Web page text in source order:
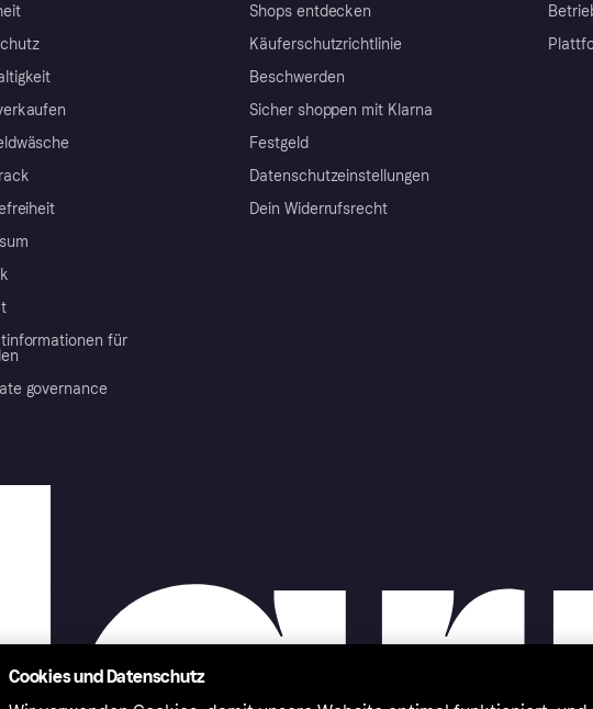
für
governance
Shops entdecken
Käuferschutzrichtlinie
Beschwerden
Sicher shoppen mit Klarna
Festgeld
Datenschutzeinstellungen
Dein Widerrufsrecht
Cookies und Datenschutz